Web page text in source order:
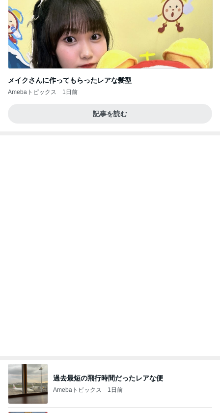
メイクさんに作ってもらったレアな髪型
Amebaトピックス 1日前
記事を読む
過去最短の飛行時間だったレアな便
Amebaトピックス 1日前